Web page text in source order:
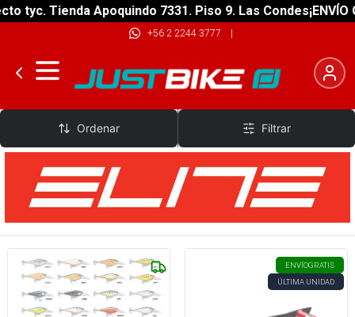
tyc. Tienda Apoquindo 7331. Piso 9. Las Condes¡ENVÍO
+56 2 2244 3777 |
Elite
Ordenar Filtrar
ENVÍOGRATIS
ÚLTIMA UNIDAD